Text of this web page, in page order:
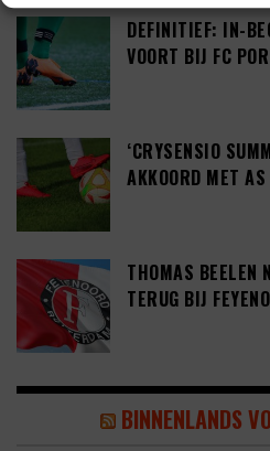
DEFINITIEF: IN-
VOORT BIJ FC
‘CRYSENSIO
AKKOORD MET AS
THOMAS BEELEN
TERUG BIJ
BINNENLANDS